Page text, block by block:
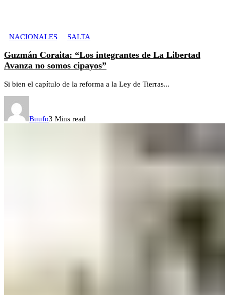
NACIONALES SALTA
Guzmán Coraita: “Los integrantes de La Libertad
Avanza no somos cipayos”
Si bien el capítulo de la reforma a la Ley de Tierras...
Buufo3 Mins read